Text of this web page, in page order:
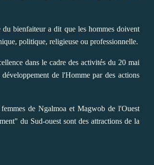
bienfaiteur a dit que les hommes doivent
politique, religieuse ou professionnelle.
dans le cadre des activités du 20 mai
de l'Homme par des actions
de Ngalmoa et Magwob de l'Ouest
du Sud-ouest sont des attractions de la